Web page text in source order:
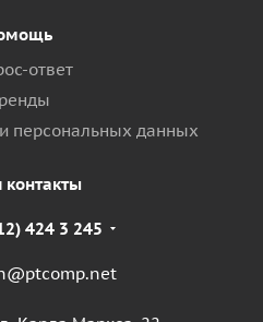
ответ
персональных данных
424 3 245